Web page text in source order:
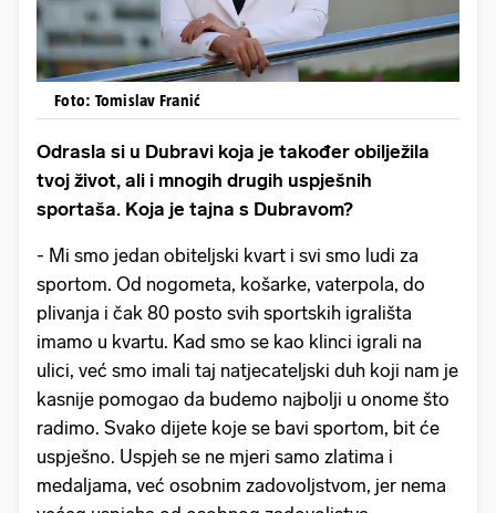
Foto: Tomislav Franić
Odrasla si u Dubravi koja je također obilježila
tvoj život, ali i mnogih drugih uspješnih
sportaša. Koja je tajna s Dubravom?
- Mi smo jedan obiteljski kvart i svi smo ludi za
sportom. Od nogometa, košarke, vaterpola, do
plivanja i čak 80 posto svih sportskih igrališta
imamo u kvartu. Kad smo se kao klinci igrali na
ulici, već smo imali taj natjecateljski duh koji nam je
kasnije pomogao da budemo najbolji u onome što
radimo. Svako dijete koje se bavi sportom, bit će
uspješno. Uspjeh se ne mjeri samo zlatima i
medaljama, već osobnim zadovoljstvom, jer nema